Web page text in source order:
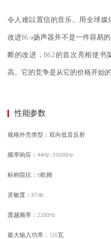
令人难以置信的音乐。用全球
改进B6-a扬声器并不是一件容易
断的改进，B6.2的首次亮相使
高。它的竞争是从它的价格开始的
性能参数
规格外壳类型：双向低音反射
频率响应：44Hz–35000Hz
标称阻抗：6欧姆
灵敏度： 87db
渡越频率：2200Hz
最大输入功率：120瓦